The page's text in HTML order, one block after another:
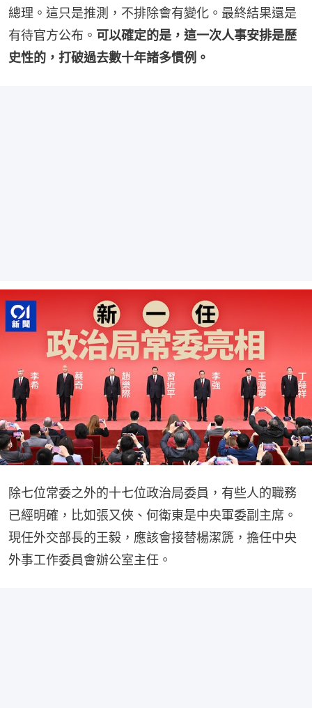
總理。這只是推測，不排除會有變化。最終結果還是
有待官方公布。 可以確定的是，這一次人事安排是歷
史性的，打破過去數十年諸多慣例。
除七位常委之外的十七位政治局委員，有些人的職務
已經明確，比如張又俠、何衛東是中央軍委副主席。
現任外交部長的王毅，應該會接替楊潔篪，擔任中央
外事工作委員會辦公室主任。